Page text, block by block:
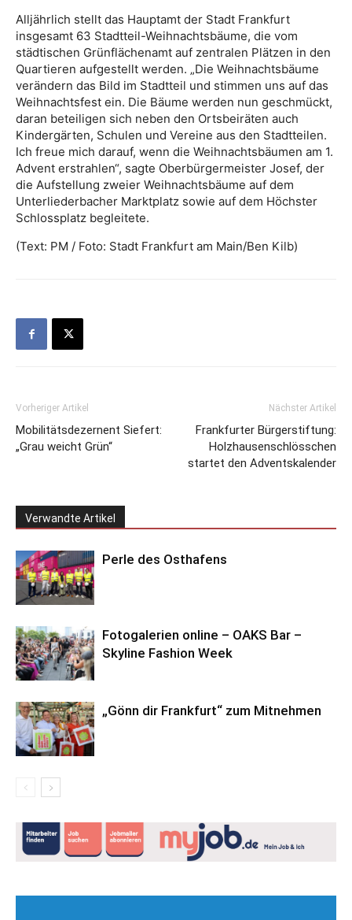
Alljährlich stellt das Hauptamt der Stadt Frankfurt
insgesamt 63 Stadtteil-Weihnachtsbäume, die vom
städtischen Grünflächenamt auf zentralen Plätzen in den
Quartieren aufgestellt werden. „Die Weihnachtsbäume
verändern das Bild im Stadtteil und stimmen uns auf das
Weihnachtsfest ein. Die Bäume werden nun geschmückt,
daran beteiligen sich neben den Ortsbeiräten auch
Kindergärten, Schulen und Vereine aus den Stadtteilen.
Ich freue mich darauf, wenn die Weihnachtsbäumen am 1.
Advent erstrahlen“, sagte Oberbürgermeister Josef, der
die Aufstellung zweier Weihnachtsbäume auf dem
Unterliederbacher Marktplatz sowie auf dem Höchster
Schlossplatz begleitete.
(Text: PM / Foto: Stadt Frankfurt am Main/Ben Kilb)
Vorheriger Artikel
Mobilitätsdezernent Siefert:
„Grau weicht Grün“
Nächster Artikel
Frankfurter Bürgerstiftung:
Holzhausenschlösschen
startet den Adventskalender
Verwandte Artikel
Perle des Osthafens
Fotogalerien online – OAKS Bar –
Skyline Fashion Week
„Gönn dir Frankfurt“ zum Mitnehmen